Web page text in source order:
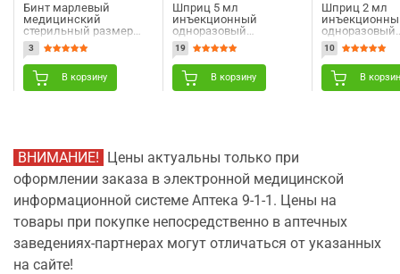
Бинт марлевый
медицинский
стерильный размер
длина 5 м х ширина 10
см 1 шт Angelmed
(АнгелМед)
3
В корзину
Шприц 5 мл
инъекционный
одноразовый
трехкомпонентный
стерильный с 2 иглами
23G (0,6 мм х 30 мм) и
22G (0,7 мм х 40 мм)
Angelmed (АнгелМед) 1
19
В корзину
Шприц 2 мл
одноразовый
стерильный
23G (0,6 мм х
24G (0,55 мм
Angelmed
10
В
ВНИМАНИЕ! Цены актуальны только при
оформлении заказа в электронной медицинской
информационной системе Аптека 9-1-1. Цены на
товары при покупке непосредственно в аптечных
заведениях-партнерах могут отличаться от указанных
на сайте!